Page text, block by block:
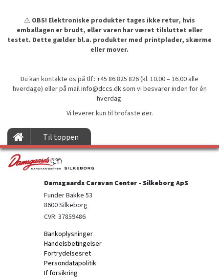
⚠️ OBS! Elektroniske produkter tages ikke retur, hvis
emballagen er brudt, eller varen har været tilsluttet eller
testet. Dette gælder bl.a. produkter med printplader, skærme
eller mover.
Du kan kontakte os på tlf.: +45 86 825 826 (kl. 10.00 – 16.00 alle
hverdage) eller på mailinfo@dccs.dksom vi besvarer inden for én
hverdag.
Vi leverer kun til brofaste øer.
Til toppen
Damsgaards Caravan Center - Silkeborg ApS
Funder Bakke 53
8600 Silkeborg
CVR: 37859486
Bankoplysninger
Handelsbetingelser
Fortrydelsesret
Persondatapolitik
If forsikring